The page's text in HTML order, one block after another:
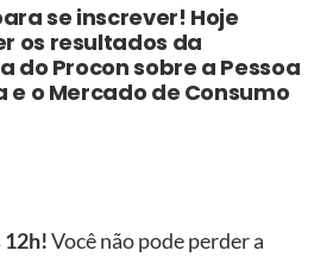
se inscrever! Hoje
os resultados da
do Procon sobre a Pessoa
e o Mercado de Consumo
12h!Você não pode perder a